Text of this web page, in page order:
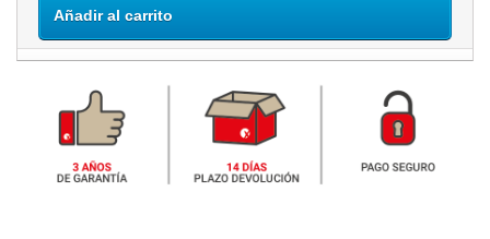
Añadir al carrito